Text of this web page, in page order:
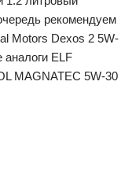
рекомендуем
Motors Dexos 2 5W-
аналоги ELF
MAGNATEC 5W-30